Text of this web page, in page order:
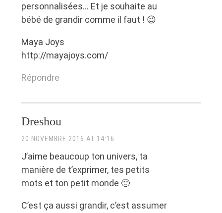
personnalisées… Et je souhaite au
bébé de grandir comme il faut ! 😉
Maya Joys
http://mayajoys.com/
Répondre
Dreshou
20 NOVEMBRE 2016 AT 14:16
J’aime beaucoup ton univers, ta
manière de t’exprimer, tes petits
mots et ton petit monde 🙂
C’est ça aussi grandir, c’est assumer